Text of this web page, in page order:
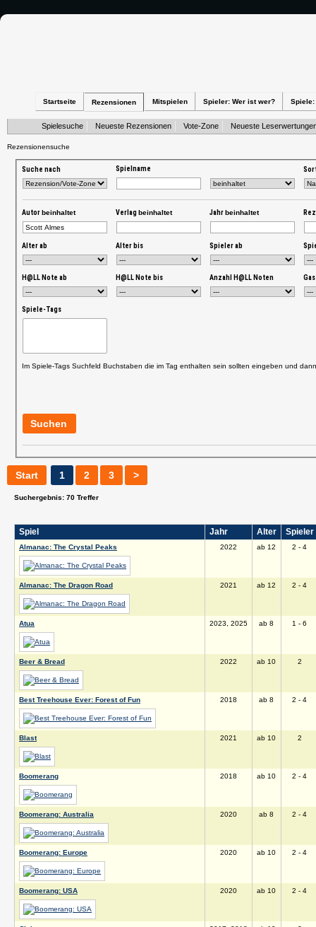
Startseite Rezensionen Mitspielen Spieler: Wer ist wer? Spiele:
Spielesuche Neueste Rezensionen Vote-Zone Neueste
Rezensionensuche
Suche nach Spielname
Autorbeinhaltet Verlagbeinhaltet Jahrbeinhaltet
Alter ab Alter bis Spieler ab
H@LL Note ab H@LL Note bis Anzahl H@LL Noten
Spiele-Tags
Im Spiele-Tags Suchfeld Buchstaben die im Tag enthalten sein sollten eingeben und
Suchen
Start 1 2 3 >
Suchergebnis: 70 Treffer
Spiel Jahr Alter Spieler
Almanac: The Crystal Peaks 2022 ab 12 2 - 4
Almanac: The Dragon Road 2021 ab 12 2 - 4
Atua 2023, 2025 ab 8 1 - 6
Beer & Bread 2022 ab 10 2
Best Treehouse Ever: Forest of Fun 2018 ab 8 2 - 4
Blast 2021 ab 10 2
Boomerang 2018 ab 10 2 - 4
Boomerang: Australia 2020 ab 8 2 - 4
Boomerang: Europe 2020 ab 10 2 - 4
Boomerang: USA 2020 ab 10 2 - 4